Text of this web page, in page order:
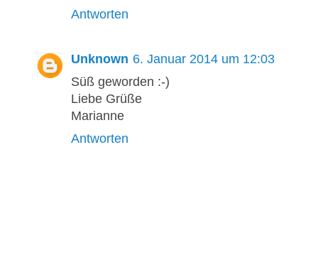
Antworten
Unknown 6. Januar 2014 um 12:03
Süß geworden :-)
Liebe Grüße
Marianne
Antworten